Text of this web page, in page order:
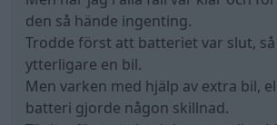
den så hände ingenting.
Trodde först att batteriet var slut,
ytterligare en bil.
Men varken med hjälp av extra bil,
batteri gjorde någon skillnad.